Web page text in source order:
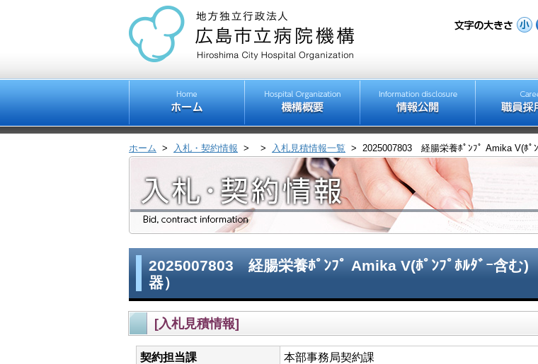
ホーム > 入札・契約情報 > > 入札見積情報一覧 > 2025007803 経腸栄養ﾎﾟﾝﾌﾟ Amika V(ﾎﾟﾝ
2025007803 経腸栄養ﾎﾟﾝﾌﾟ Amika V(ﾎﾟﾝﾌﾟﾎﾙﾀﾞｰ含む)
器）
[入札見積情報]
契約担当課
本部事務局契約課